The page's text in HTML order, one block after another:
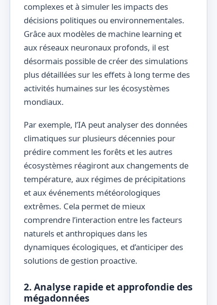
complexes et à simuler les impacts des
décisions politiques ou environnementales.
Grâce aux modèles de machine learning et
aux réseaux neuronaux profonds, il est
désormais possible de créer des simulations
plus détaillées sur les effets à long terme des
activités humaines sur les écosystèmes
mondiaux.
Par exemple, l’IA peut analyser des données
climatiques sur plusieurs décennies pour
prédire comment les forêts et les autres
écosystèmes réagiront aux changements de
température, aux régimes de précipitations
et aux événements météorologiques
extrêmes. Cela permet de mieux
comprendre l’interaction entre les facteurs
naturels et anthropiques dans les
dynamiques écologiques, et d’anticiper des
solutions de gestion proactive.
2. Analyse rapide et approfondie des
mégadonnées